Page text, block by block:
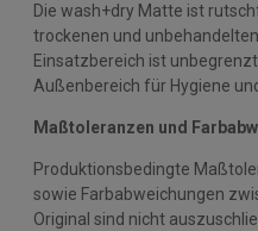
Die wash+dry Matte ist
trockenen und
Einsatzbereich ist
Außenbereich für Hygiene
Maßtoleranzen und
Produktionsbedingte
sowie Farbabweichungen
Original sind nicht